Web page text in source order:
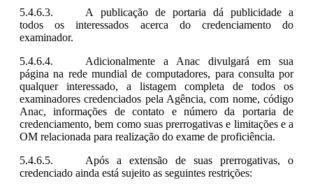
A publicação de portaria dá publicidade a
todos os interessados acerca do credenciamento do
examinador.
Adicionalmente a Anac divulgará em sua
página na rede mundial de computadores, para consulta por
qualquer interessado, a listagem completa de todos os
examinadores credenciados pela Agência, com nome, código
Anac, informações de contato e número da portaria de
credenciamento, bem como suas prerrogativas e limitações e a
OM relacionada para realização do exame de proficiência.
Após a extensão de suas prerrogativas, o
credenciado ainda está sujeito as seguintes restrições: